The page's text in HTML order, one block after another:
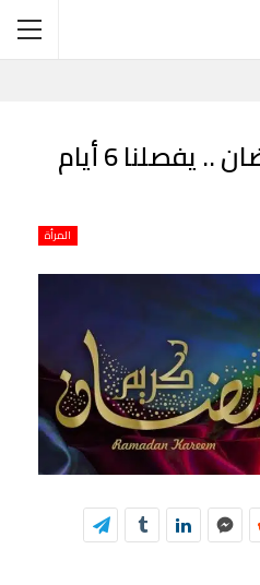
إمساكية شهر رمضان .. يفصلنا 6 أيام
المرأة